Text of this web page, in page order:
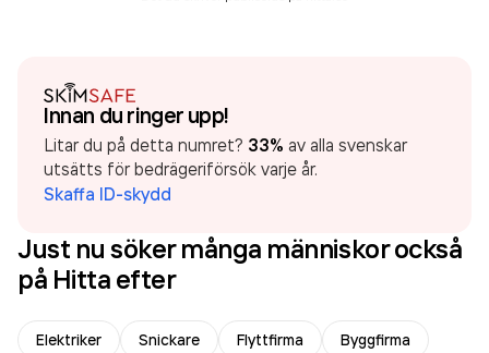
Innan du ringer upp!
Litar du på detta numret? 33% av alla svenskar
utsätts för bedrägeriförsök varje år.
Skaffa ID-skydd
Just nu söker många människor också
på Hitta efter
Elektriker Snickare Flyttfirma
Byggfirma